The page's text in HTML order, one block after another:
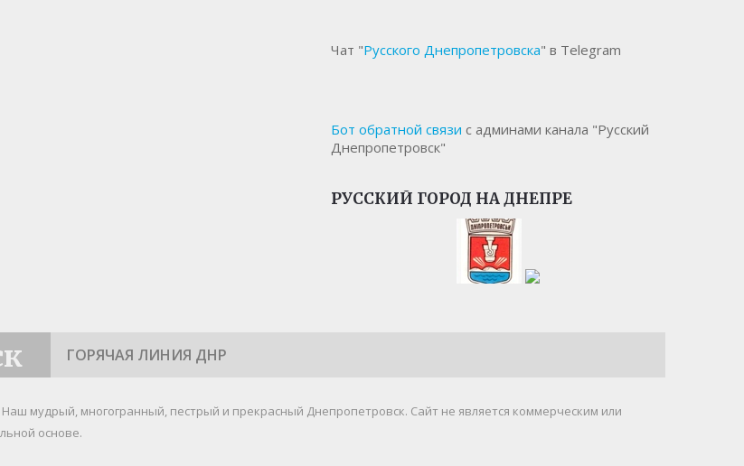
Чат "Русского Днепропетровска" в Telegram
Бот обратной связи с админами канала "Русский
Днепропетровск"
РУССКИЙ ГОРОД НА ДНЕПРЕ
ГОРЯЧАЯ ЛИНИЯ ДНР
мудрый, многогранный, пестрый и прекрасный Днепропетровск. Cайт не является коммерческим или
основе.